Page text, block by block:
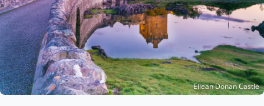
Eilean Donan Castle